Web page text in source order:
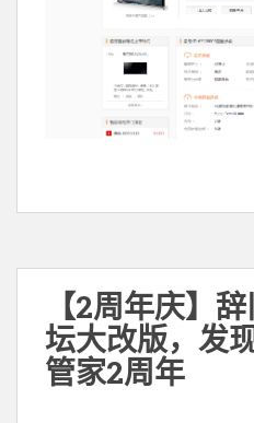
【2周年庆】
坛大改版，发
管家2周年